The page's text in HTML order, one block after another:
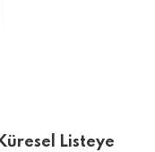
Listeye